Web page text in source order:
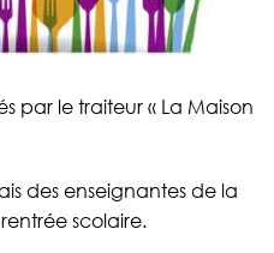
par le traiteur « La Maison
des enseignantes de la
scolaire.